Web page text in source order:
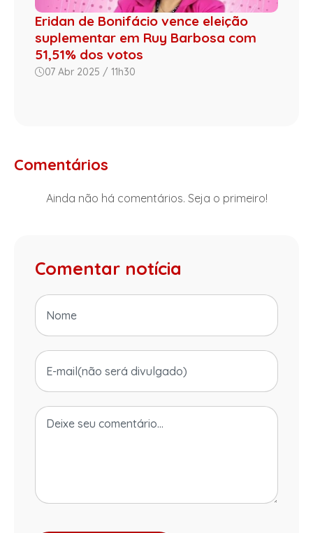
Eridan de Bonifácio vence eleição
suplementar em Ruy Barbosa com
51,51% dos votos
07 Abr 2025 / 11h30
Comentários
Ainda não há comentários. Seja o primeiro!
Comentar notícia